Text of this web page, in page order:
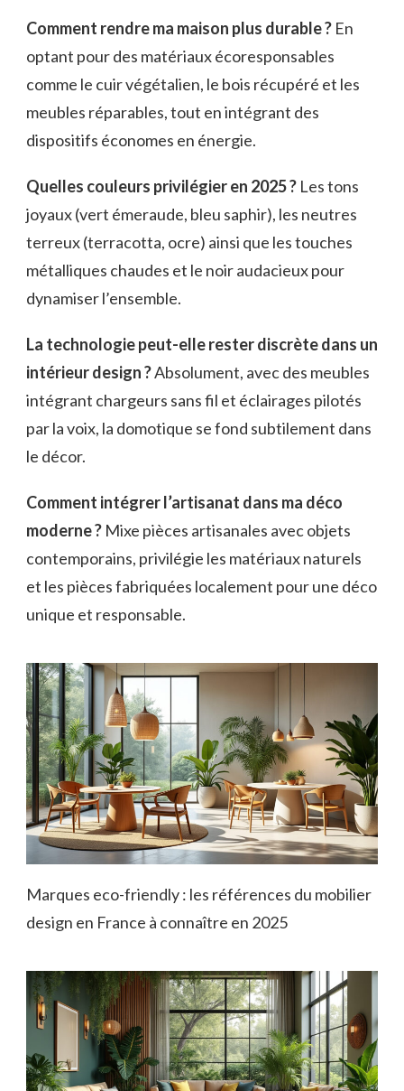
Comment rendre ma maison plus durable ? En
optant pour des matériaux écoresponsables
comme le cuir végétalien, le bois récupéré et les
meubles réparables, tout en intégrant des
dispositifs économes en énergie.
Quelles couleurs privilégier en 2025 ? Les tons
joyaux (vert émeraude, bleu saphir), les neutres
terreux (terracotta, ocre) ainsi que les touches
métalliques chaudes et le noir audacieux pour
dynamiser l’ensemble.
La technologie peut-elle rester discrète dans un
intérieur design ?Absolument, avec des meubles
intégrant chargeurs sans fil et éclairages pilotés
par la voix, la domotique se fond subtilement dans
le décor.
Comment intégrer l’artisanat dans ma déco
moderne ? Mixe pièces artisanales avec objets
contemporains, privilégie les matériaux naturels
et les pièces fabriquées localement pour une déco
unique et responsable.
Marques eco-friendly : les références du mobilier
design en France à connaître en 2025